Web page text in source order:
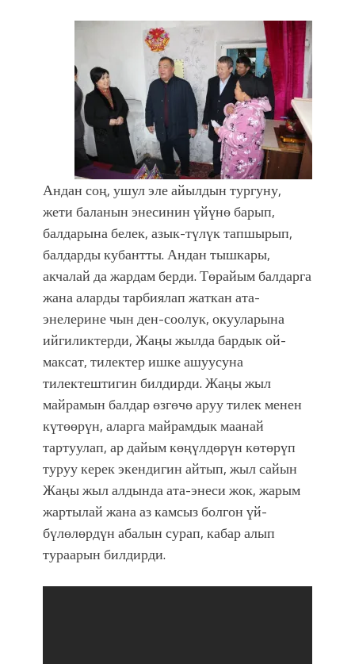
Андан соң, ушул эле айылдын тургуну,
жети баланын энесинин үйүнө барып,
балдарына белек, азык-түлүк тапшырып,
балдарды кубантты. Андан тышкары,
акчалай да жардам берди. Төрайым балдарга
жана аларды тарбиялап жаткан ата-
энелерине чын ден-соолук, окууларына
ийгиликтерди, Жаңы жылда бардык ой-
максат, тилектер ишке ашуусуна
тилектештигин билдирди. Жаңы жыл
майрамын балдар өзгөчө аруу тилек менен
күтөөрүн, аларга майрамдык маанай
тартуулап, ар дайым көңүлдөрүн көтөрүп
туруу керек экендигин айтып, жыл сайын
Жаңы жыл алдында ата-энеси жок, жарым
жартылай жана аз камсыз болгон үй-
бүлөлөрдүн абалын сурап, кабар алып
тураарын билдирди.